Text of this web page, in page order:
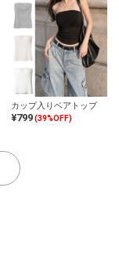
カップ入りベアトップ
¥799 (39%OFF)